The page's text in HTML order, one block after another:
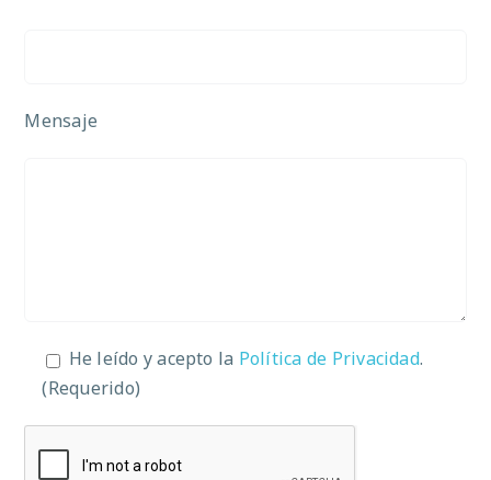
Mensaje
He leído y acepto la Política de Privacidad.
(Requerido)